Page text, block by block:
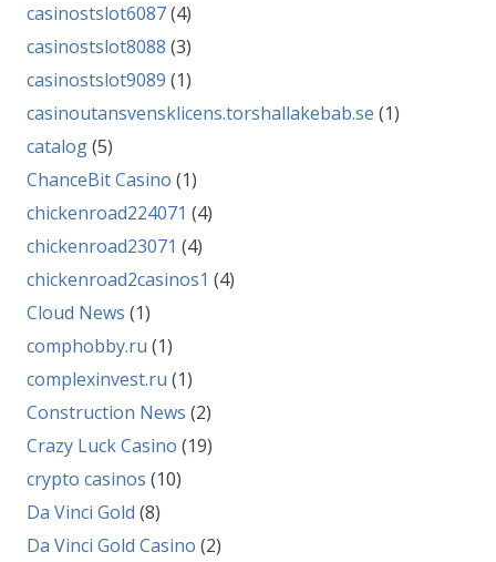
casinostslot6087(4)
casinostslot8088 (3)
casinostslot9089 (1)
casinoutansvensklicens.torshallakebab.se (1)
catalog(5)
ChanceBit Casino (1)
chickenroad224071 (4)
chickenroad23071 (4)
chickenroad2casinos1 (4)
Cloud News (1)
comphobby.ru (1)
complexinvest.ru (1)
Construction News (2)
Crazy Luck Casino (19)
crypto casinos (10)
Da Vinci Gold (8)
Da Vinci Gold Casino (2)